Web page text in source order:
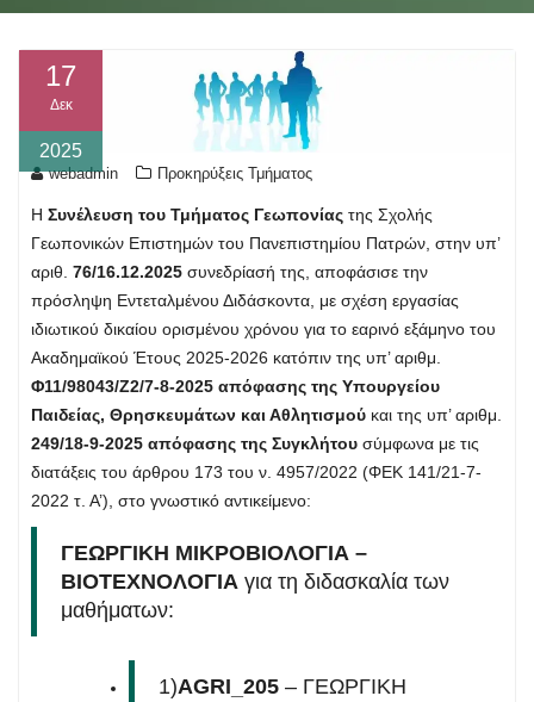
17
Δεκ
2025
webadmin Προκηρύξεις Τμήματος
Η Συνέλευση του Τμήματος Γεωπονίας της Σχολής
Γεωπονικών Επιστημών του Πανεπιστημίου Πατρών, στην υπ’
αριθ. 76/16.12.2025 συνεδρίασή της, αποφάσισε την
πρόσληψη Εντεταλμένου Διδάσκοντα, με σχέση εργασίας
ιδιωτικού δικαίου ορισμένου χρόνου για το εαρινό εξάμηνο του
Ακαδημαϊκού Έτους 2025-2026 κατόπιν της υπ’ αριθμ.
Φ11/98043/Ζ2/7-8-2025 απόφασης της Υπουργείου
Παιδείας, Θρησκευμάτων και Αθλητισμού και της υπ’ αριθμ.
249/18-9-2025 απόφασης της Συγκλήτου σύμφωνα με τις
διατάξεις του άρθρου 173 του ν. 4957/2022 (ΦΕΚ 141/21-7-
2022 τ. Α’), στο γνωστικό αντικείμενο:
ΓΕΩΡΓΙΚΗ ΜΙΚΡΟΒΙΟΛΟΓΙΑ –
ΒΙΟΤΕΧΝΟΛΟΓΙΑ για τη διδασκαλία των
μαθήματων:
1)AGRI_205 – ΓΕΩΡΓΙΚΗ